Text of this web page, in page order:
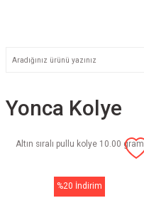
Yonca Kolye
Altın sıralı pullu kolye 10.00 gram
%20 İndirim